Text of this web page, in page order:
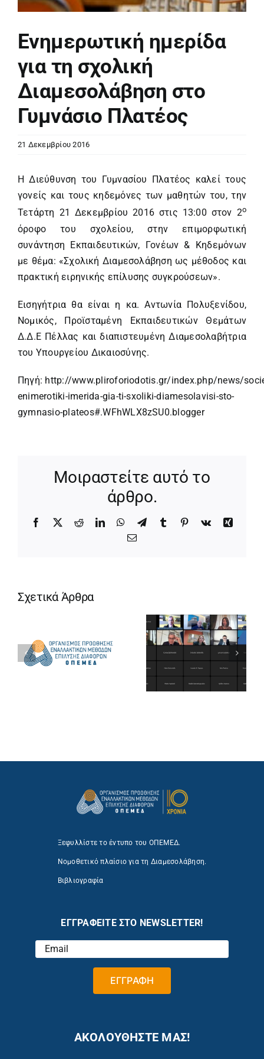
Ενημερωτική ημερίδα
για τη σχολική
Διαμεσολάβηση στο
Γυμνάσιο Πλατέος
21 Δεκεμβρίου 2016
Η Διεύθυνση του Γυμνασίου Πλατέος καλεί τους
γονείς και τους κηδεμόνες των μαθητών του, την
Τετάρτη 21 Δεκεμβρίου 2016 στις 13:00 στον 2ο
όροφο του σχολείου, στην επιμορφωτική
συνάντηση Εκπαιδευτικών, Γονέων & Κηδεμόνων
με θέμα: «Σχολική Διαμεσολάβηση ως μέθοδος και
πρακτική ειρηνικής επίλυσης συγκρούσεων».
Εισηγήτρια θα είναι η κα. Αντωνία Πολυξενίδου,
Νομικός, Προϊσταμένη Εκπαιδευτικών Θεμάτων
Δ.Δ.Ε Πέλλας και διαπιστευμένη Διαμεσολαβήτρια
του Υπουργείου Δικαιοσύνης.
Πηγή: http://www.pliroforiodotis.gr/index.php/news/
enimerotiki-imerida-gia-ti-sxoliki-diamesolavisi-sto-
gymnasio-plateos#.WFhWLX8zSU0.blogger
Μοιραστείτε αυτό το
άρθρο.
Facebook
X RedditLinkedInWhatsApp
TelegramTumblr Pinterest
Vk
Xing
Email
Σχετικά Άρθρα
Ξεφυλλίστε το έντυπο του ΟΠΕΜΕΔ.
Νομοθετικό πλαίσιο για τη Διαμεσολάβηση.
Βιβλιογραφία
ΕΓΓΡΑΦΕΙΤΕ ΣΤΟ NEWSLETTER!
ΑΚΟΛΟΥΘΗΣΤΕ ΜΑΣ!